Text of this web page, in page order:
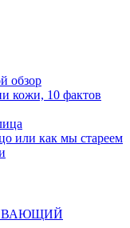
обзор
кожи, 10 фактов
или как мы стареем